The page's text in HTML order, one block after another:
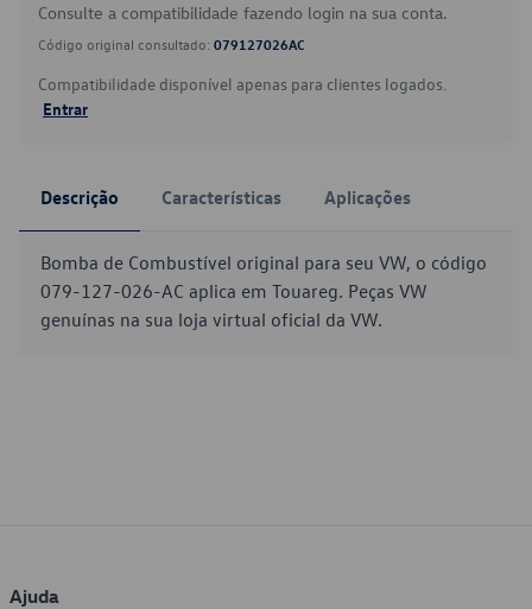
Consulte a compatibilidade fazendo login na sua conta.
Código original consultado: 079127026AC
Compatibilidade disponível apenas para clientes logados.
Entrar
Descrição Características Aplicações
Bomba de Combustível original para seu VW, o código
079-127-026-AC aplica em Touareg. Peças VW
genuínas na sua loja virtual oficial da VW.
Ajuda